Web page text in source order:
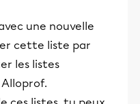
une nouvelle
cette liste par
les listes